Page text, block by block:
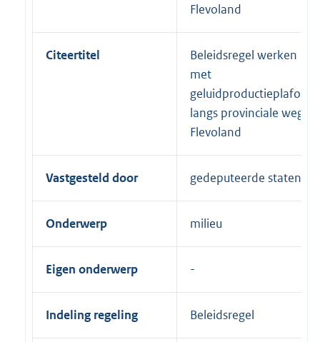
Flevoland
Citeertitel
Beleidsregel werken
met
geluidproductieplafonds
langs provinciale wegen
Flevoland
Vastgesteld door gedeputeerde staten
Onderwerp milieu
Eigen onderwerp
Indeling regeling Beleidsregel